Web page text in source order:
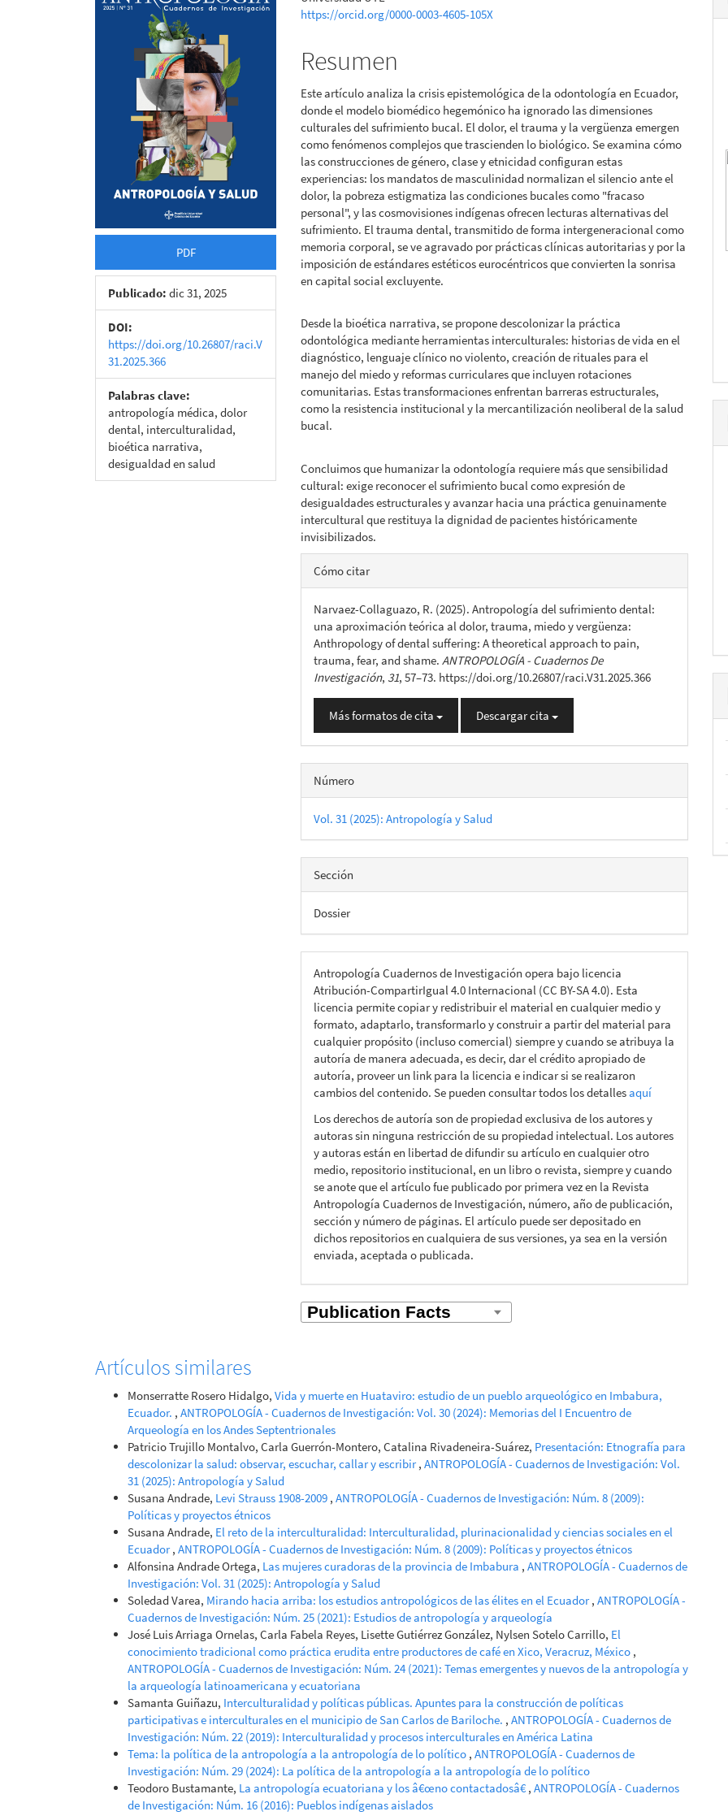
lateral
artículo
PDF
Publicado: dic 31, 2025
DOI:
https://doi.org/10.26807/raci.V
31.2025.366
Palabras clave:
antropología médica, dolor
dental, interculturalidad,
bioética narrativa,
desigualdad en salud
principal
artículo
https://orcid.org/0000-0003-4605-105X
Resumen
Este artículo analiza la crisis epistemológica de la odontología en Ecuador,
donde el modelo biomédico hegemónico ha ignorado las dimensiones
culturales del sufrimiento bucal. El dolor, el trauma y la vergüenza emergen
como fenómenos complejos que trascienden lo biológico. Se examina cómo
las construcciones de género, clase y etnicidad configuran estas
experiencias: los mandatos de masculinidad normalizan el silencio ante el
dolor, la pobreza estigmatiza las condiciones bucales como "fracaso
personal", y las cosmovisiones indígenas ofrecen lecturas alternativas del
sufrimiento. El trauma dental, transmitido de forma intergeneracional como
memoria corporal, se ve agravado por prácticas clínicas autoritarias y por la
imposición de estándares estéticos eurocéntricos que convierten la sonrisa
en capital social excluyente.
Desde la bioética narrativa, se propone descolonizar la práctica
odontológica mediante herramientas interculturales: historias de vida en el
diagnóstico, lenguaje clínico no violento, creación de rituales para el
manejo del miedo y reformas curriculares que incluyen rotaciones
comunitarias. Estas transformaciones enfrentan barreras estructurales,
como la resistencia institucional y la mercantilización neoliberal de la salud
bucal.
Concluimos que humanizar la odontología requiere más que sensibilidad
cultural: exige reconocer el sufrimiento bucal como expresión de
desigualdades estructurales y avanzar hacia una práctica genuinamente
intercultural que restituya la dignidad de pacientes históricamente
invisibilizados.
Detalles
del
artículo
Cómo citar
Narvaez-Collaguazo, R. (2025). Antropología del sufrimiento dental:
una aproximación teórica al dolor, trauma, miedo y vergüenza:
Anthropology of dental suffering: A theoretical approach to pain,
trauma, fear, and shame.ANTROPOLOGÍA - Cuadernos De
Investigación, 31, 57–73. https://doi.org/10.26807/raci.V31.2025.366
Más formatos de cita Descargar cita
Número
Vol. 31 (2025): Antropología y Salud
Sección
Dossier
Antropología Cuadernos de Investigación opera bajo licencia
Atribución-CompartirIgual 4.0 Internacional (CC BY-SA 4.0). Esta
licencia permite copiar y redistribuir el material en cualquier medio y
formato, adaptarlo, transformarlo y construir a partir del material para
cualquier propósito (incluso comercial) siempre y cuando se atribuya la
autoría de manera adecuada, es decir, dar el crédito apropiado de
autoría, proveer un link para la licencia e indicar si se realizaron
cambios del contenido. Se pueden consultar todos los detallesaquí
Los derechos de autoría son de propiedad exclusiva de los autores y
autoras sin ninguna restricción de su propiedad intelectual. Los autores
y autoras están en libertad de difundir su artículo en cualquier otro
medio, repositorio institucional, en un libro o revista, siempre y cuando
se anote que el artículo fue publicado por primera vez en la Revista
Antropología Cuadernos de Investigación, número, año de publicación,
sección y número de páginas. El artículo puede ser depositado en
dichos repositorios en cualquiera de sus versiones, ya sea en la versión
enviada, aceptada o publicada.
Artículos similares
Monserratte Rosero Hidalgo, Vida y muerte en Huataviro: estudio de un pueblo arqueológico en Imbabura,
Ecuador. , ANTROPOLOGÍA - Cuadernos de Investigación: Vol. 30 (2024): Memorias del I Encuentro de
Arqueología en los Andes Septentrionales
Patricio Trujillo Montalvo, Carla Guerrón-Montero, Catalina Rivadeneira-Suárez, Presentación: Etnografía para
descolonizar la salud: observar, escuchar, callar y escribir, ANTROPOLOGÍA - Cuadernos de Investigación: Vol.
31 (2025): Antropología y Salud
Susana Andrade, Levi Strauss 1908-2009 , ANTROPOLOGÍA - Cuadernos de Investigación: Núm. 8 (2009):
Políticas y proyectos étnicos
Susana Andrade, El reto de la interculturalidad: Interculturalidad, plurinacionalidad y ciencias sociales en el
Ecuador, ANTROPOLOGÍA - Cuadernos de Investigación: Núm. 8 (2009): Políticas y proyectos étnicos
Alfonsina Andrade Ortega, Las mujeres curadoras de la provincia de Imbabura , ANTROPOLOGÍA - Cuadernos de
Investigación: Vol. 31 (2025): Antropología y Salud
Soledad Varea, Mirando hacia arriba: los estudios antropológicos de las élites en el Ecuador, ANTROPOLOGÍA -
Cuadernos de Investigación: Núm. 25 (2021): Estudios de antropología y arqueología
José Luis Arriaga Ornelas, Carla Fabela Reyes, Lisette Gutiérrez González, Nylsen Sotelo Carrillo, El
conocimiento tradicional como práctica erudita entre productores de café en Xico, Veracruz, México ,
ANTROPOLOGÍA - Cuadernos de Investigación: Núm. 24 (2021): Temas emergentes y nuevos de la antropología y
la arqueología latinoamericana y ecuatoriana
Samanta Guiñazu, Interculturalidad y políticas públicas. Apuntes para la construcción de políticas
participativas e interculturales en el municipio de San Carlos de Bariloche. , ANTROPOLOGÍA - Cuadernos de
Investigación: Núm. 22 (2019): Interculturalidad y procesos interculturales en América Latina
Tema: la política de la antropología a la antropología de lo político , ANTROPOLOGÍA - Cuadernos de
Investigación: Núm. 29 (2024): La política de la antropología a la antropología de lo político
Teodoro Bustamante, La antropología ecuatoriana y los â€œno contactadosâ€, ANTROPOLOGÍA - Cuadernos
de Investigación: Núm. 16 (2016): Pueblos indígenas aislados